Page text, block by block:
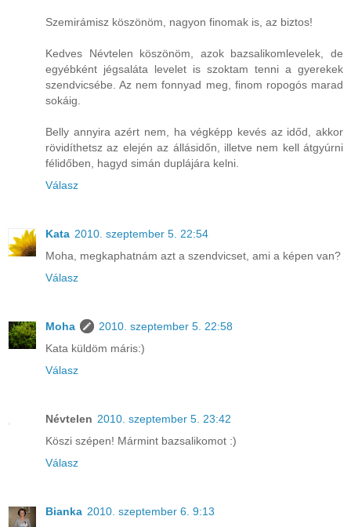
Szemirámisz köszönöm, nagyon finomak is, az biztos!
Kedves Névtelen köszönöm, azok bazsalikomlevelek, de
egyébként jégsaláta levelet is szoktam tenni a gyerekek
szendvicsébe. Az nem fonnyad meg, finom ropogós marad
sokáig.
Belly annyira azért nem, ha végképp kevés az időd, akkor
rövidíthetsz az elején az állásidőn, illetve nem kell átgyúrni
félidőben, hagyd simán duplájára kelni.
Válasz
Kata 2010. szeptember 5. 22:54
Moha, megkaphatnám azt a szendvicset, ami a képen van?
Válasz
Moha
2010. szeptember 5. 22:58
Kata küldöm máris:)
Válasz
Névtelen 2010. szeptember 5. 23:42
Köszi szépen! Mármint bazsalikomot :)
Válasz
Bianka 2010. szeptember 6. 9:13